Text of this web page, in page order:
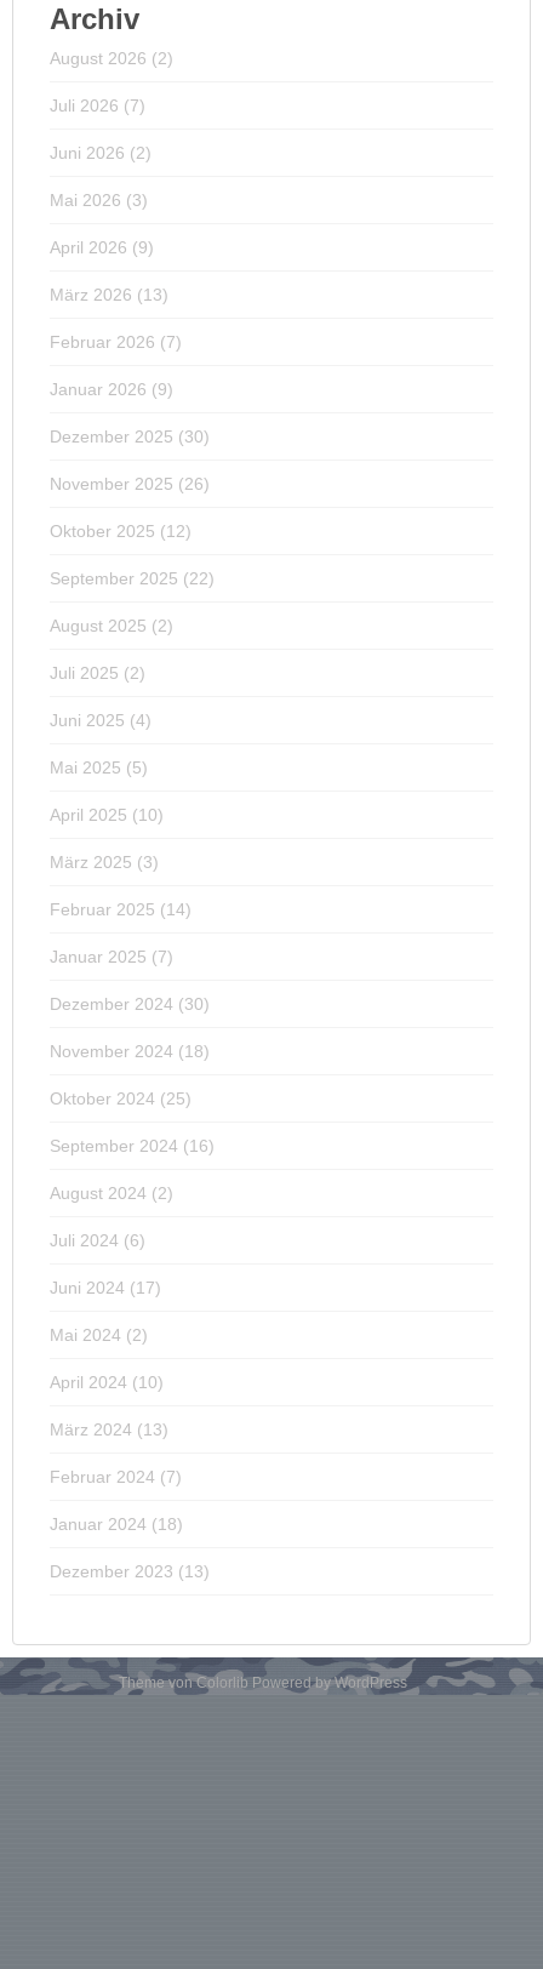
Archiv
August 2026 (2)
Juli 2026 (7)
Juni 2026 (2)
Mai 2026 (3)
April 2026 (9)
März 2026 (13)
Februar 2026 (7)
Januar 2026 (9)
Dezember 2025 (30)
November 2025 (26)
Oktober 2025 (12)
September 2025 (22)
August 2025 (2)
Juli 2025 (2)
Juni 2025 (4)
Mai 2025 (5)
April 2025 (10)
März 2025 (3)
Februar 2025 (14)
Januar 2025 (7)
Dezember 2024 (30)
November 2024 (18)
Oktober 2024 (25)
September 2024 (16)
August 2024 (2)
Juli 2024 (6)
Juni 2024 (17)
Mai 2024 (2)
April 2024 (10)
März 2024 (13)
Februar 2024 (7)
Januar 2024 (18)
Dezember 2023 (13)
Theme vonColorlibPowered byWordPress